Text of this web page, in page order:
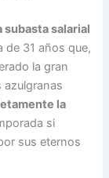
subasta salarial
de 31 años que,
la gran
azulgranas
la
si
sus eternos